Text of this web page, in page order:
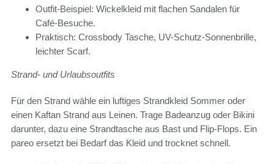
Outfit-Beispiel: Wickelkleid mit flachen Sandalen für
Café-Besuche.
Praktisch: Crossbody Tasche, UV-Schutz-Sonnenbrille,
leichter Scarf.
Strand- und Urlaubsoutfits
Für den Strand wähle ein luftiges Strandkleid Sommer oder
einen Kaftan Strand aus Leinen. Trage Badeanzug oder Bikini
darunter, dazu eine Strandtasche aus Bast und Flip-Flops. Ein
pareo ersetzt bei Bedarf das Kleid und trocknet schnell.